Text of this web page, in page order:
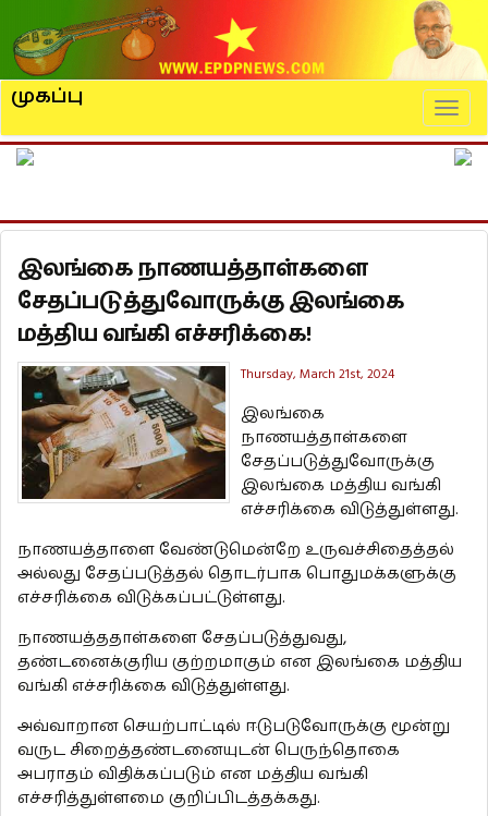
முகப்பு
இலங்கை நாணயத்தாள்களை
சேதப்படுத்துவோருக்கு இலங்கை
மத்திய வங்கி எச்சரிக்கை!
Thursday, March 21st, 2024
இலங்கை
நாணயத்தாள்களை
சேதப்படுத்துவோருக்கு
இலங்கை மத்திய வங்கி
எச்சரிக்கை விடுத்துள்ளது.
நாணயத்தாளை வேண்டுமென்றே உருவச்சிதைத்தல்
அல்லது சேதப்படுத்தல் தொடர்பாக பொதுமக்களுக்கு
எச்சரிக்கை விடுக்கப்பட்டுள்ளது.
நாணயத்ததாள்களை சேதப்படுத்துவது,
தண்டனைக்குரிய குற்றமாகும் என இலங்கை மத்திய
வங்கி எச்சரிக்கை விடுத்துள்ளது.
அவ்வாறான செயற்பாட்டில் ஈடுபடுவோருக்கு மூன்று
வருட சிறைத்தண்டனையுடன் பெருந்தொகை
அபராதம் விதிக்கப்படும் என மத்திய வங்கி
எச்சரித்துள்ளமை குறிப்பிடத்தக்கது.